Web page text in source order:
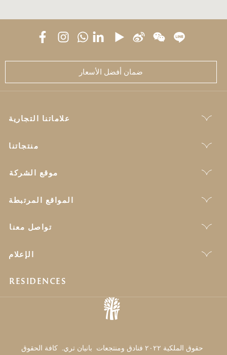
ضمان أفضل الأسعار
علاماتنا التجارية
منتجاتنا
موقع الشركة
المواقع المرتبطة
تواصل معنا
الإعلام
RESIDENCES
حقوق الملكية ٢٠٢٢ فنادق ومنتجعات بانيان تري. كافة الحقوق